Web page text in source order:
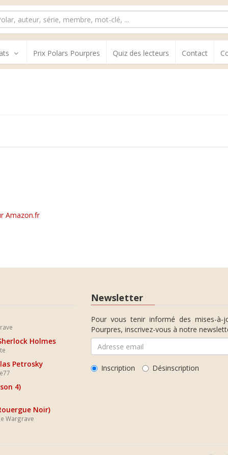
Prix Polars Pourpres Quiz des lecteurs Contact
Amazon.fr
Holmes
Petrosky
4)
Noir)
Wargrave
Newsletter
Pour vous tenir informé des mises-à-
Pourpres, inscrivez-vous à notre
Inscription Désinscription